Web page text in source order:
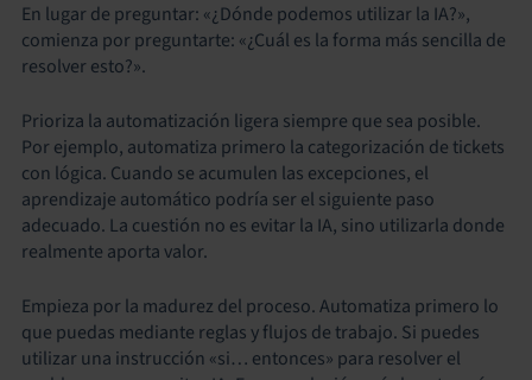
En lugar de preguntar: «¿Dónde podemos utilizar la IA?»,
comienza por preguntarte: «¿Cuál es la forma más sencilla de
resolver esto?».
Prioriza la automatización ligera siempre que sea posible.
Por ejemplo, automatiza primero la categorización de tickets
con lógica. Cuando se acumulen las excepciones, el
aprendizaje automático podría ser el siguiente paso
adecuado. La cuestión no es evitar la IA, sino utilizarla donde
realmente aporta valor.
Empieza por la madurez del proceso. Automatiza primero lo
que puedas mediante reglas y flujos de trabajo. Si puedes
utilizar una instrucción «si… entonces» para resolver el